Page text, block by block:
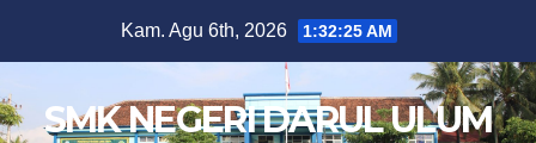
Kam. Agu 6th, 2026 1:32:25 AM
SMK NEGERI DARUL ULUM